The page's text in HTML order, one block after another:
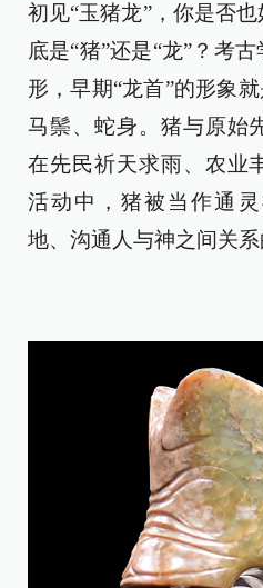
初见“玉猪龙”，你是否
底是“猪”还是“龙”？考
形，早期“龙首”的形象就
马鬃、蛇身。猪与原始
在先民祈天求雨、农业
活动中，猪被当作通
地、沟通人与神之间关系